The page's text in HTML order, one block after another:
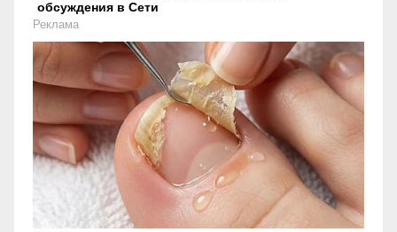
обсуждения в Сети
Реклама